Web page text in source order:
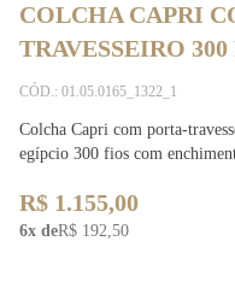
COLCHA CAPRI
TRAVESSEIRO
CÓD.: 01.05.0165_1322_1
Colcha Capri com porta-
egípcio 300 fios com
R$ 1.155,00
6x deR$ 192,50